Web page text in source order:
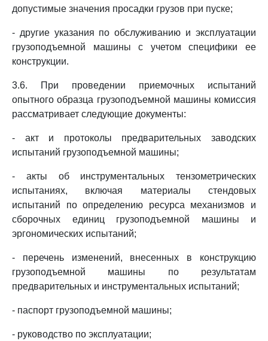
допустимые значения просадки грузов при пуске;
- другие указания по обслуживанию и эксплуатации
грузоподъемной машины с учетом специфики ее
конструкции.
3.6. При проведении приемочных испытаний
опытного образца грузоподъемной машины комиссия
рассматривает следующие документы:
- акт и протоколы предварительных заводских
испытаний грузоподъемной машины;
- акты об инструментальных тензометрических
испытаниях, включая материалы стендовых
испытаний по определению ресурса механизмов и
сборочных единиц грузоподъемной машины и
эргономических испытаний;
- перечень изменений, внесенных в конструкцию
грузоподъемной машины по результатам
предварительных и инструментальных испытаний;
- паспорт грузоподъемной машины;
- руководство по эксплуатации;